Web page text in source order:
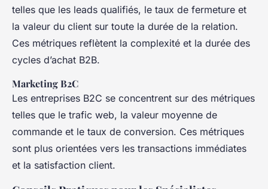
telles que les leads qualifiés, le taux de fermeture et
la valeur du client sur toute la durée de la relation.
Ces métriques reflètent la complexité et la durée des
cycles d’achat B2B.
Marketing B2C
Les entreprises B2C se concentrent sur des métriques
telles que le trafic web, la valeur moyenne de
commande et le taux de conversion. Ces métriques
sont plus orientées vers les transactions immédiates
et la satisfaction client.